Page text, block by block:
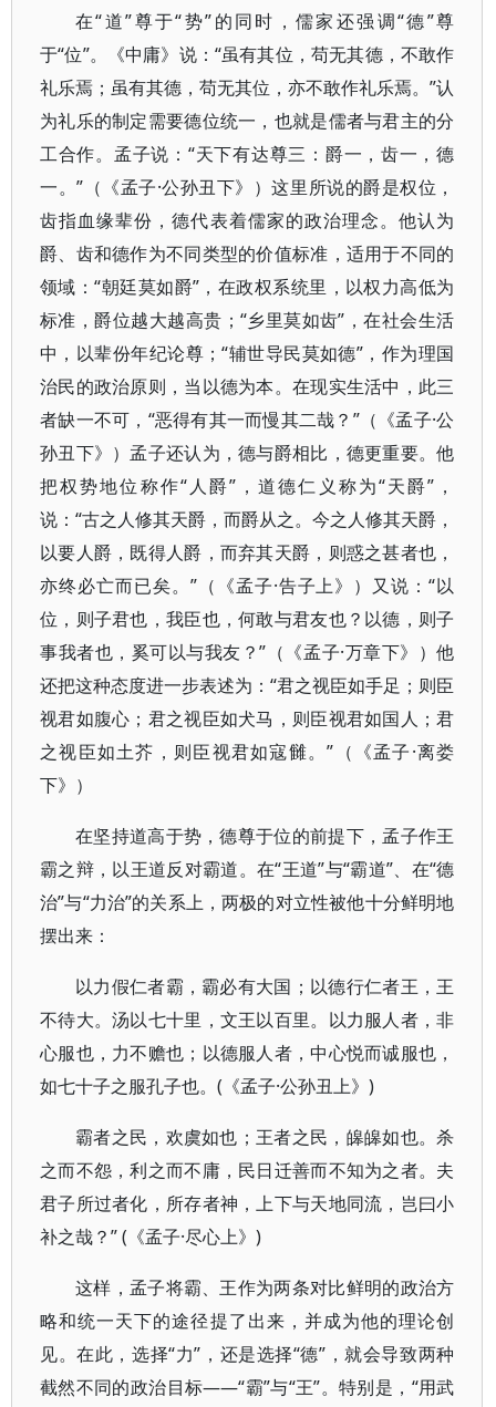
在“道”尊于“势”的同时，儒家还强调“德”尊
于“位”。《中庸》说：“虽有其位，苟无其德，不敢作
礼乐焉；虽有其德，苟无其位，亦不敢作礼乐焉。”认
为礼乐的制定需要德位统一，也就是儒者与君主的分
工合作。孟子说：“天下有达尊三：爵一，齿一，德
一。”（《孟子·公孙丑下》）这里所说的爵是权位，
齿指血缘辈份，德代表着儒家的政治理念。他认为
爵、齿和德作为不同类型的价值标准，适用于不同的
领域：“朝廷莫如爵”，在政权系统里，以权力高低为
标准，爵位越大越高贵；“乡里莫如齿”，在社会生活
中，以辈份年纪论尊；“辅世导民莫如德”，作为理国
治民的政治原则，当以德为本。在现实生活中，此三
者缺一不可，“恶得有其一而慢其二哉？”（《孟子·公
孙丑下》）孟子还认为，德与爵相比，德更重要。他
把权势地位称作“人爵”，道德仁义称为“天爵”，
说：“古之人修其天爵，而爵从之。今之人修其天爵，
以要人爵，既得人爵，而弃其天爵，则惑之甚者也，
亦终必亡而已矣。”（《孟子·告子上》）又说：“以
位，则子君也，我臣也，何敢与君友也？以德，则子
事我者也，奚可以与我友？”（《孟子·万章下》）他
还把这种态度进一步表述为：“君之视臣如手足；则臣
视君如腹心；君之视臣如犬马，则臣视君如国人；君
之视臣如土芥，则臣视君如寇雠。”（《孟子·离娄
下》）
在坚持道高于势，德尊于位的前提下，孟子作王
霸之辩，以王道反对霸道。在“王道”与“霸道”、在“德
治”与“力治”的关系上，两极的对立性被他十分鲜明地
摆出来：
以力假仁者霸，霸必有大国；以德行仁者王，王
不待大。汤以七十里，文王以百里。以力服人者，非
心服也，力不赡也；以德服人者，中心悦而诚服也，
如七十子之服孔子也。(《孟子·公孙丑上》)
霸者之民，欢虞如也；王者之民，皞皞如也。杀
之而不怨，利之而不庸，民日迁善而不知为之者。夫
君子所过者化，所存者神，上下与天地同流，岂曰小
补之哉？” (《孟子·尽心上》)
这样，孟子将霸、王作为两条对比鲜明的政治方
略和统一天下的途径提了出来，并成为他的理论创
见。在此，选择“力”，还是选择“德”，就会导致两种
截然不同的政治目标——“霸”与“王”。特别是，“用武